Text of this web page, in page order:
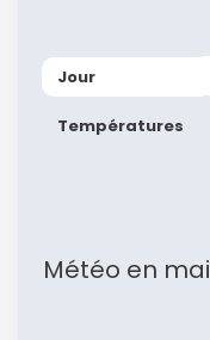
Jour
Températures
Météo en mai